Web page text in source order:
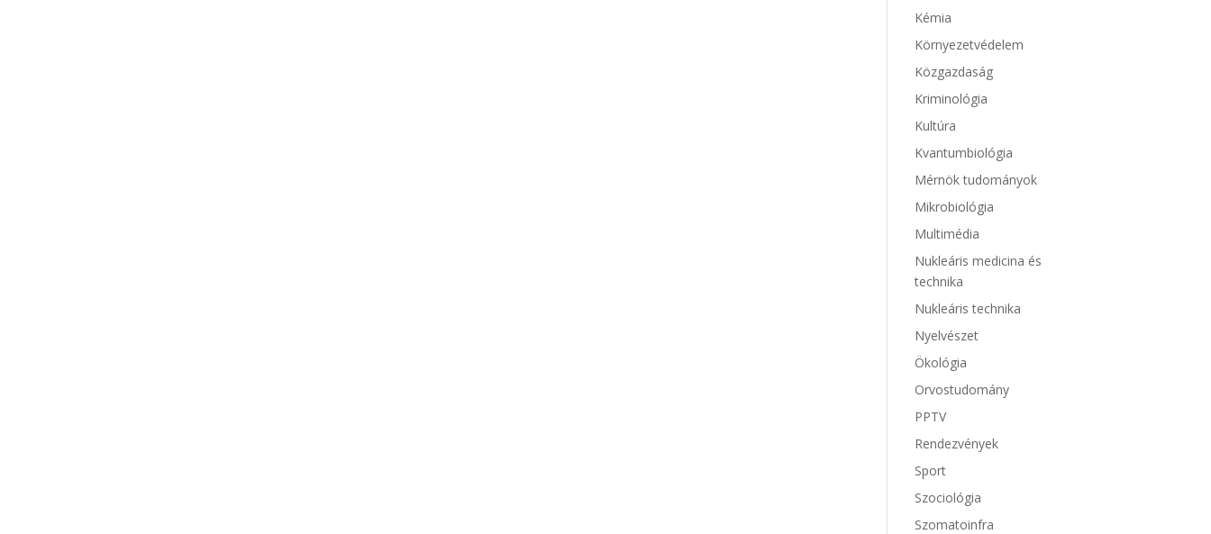
Kémia
Környezetvédelem
Közgazdaság
Kriminológia
Kultúra
Kvantumbiológia
Mérnök tudományok
Mikrobiológia
Multimédia
Nukleáris medicina és
technika
Nukleáris technika
Nyelvészet
Ökológia
Orvostudomány
PPTV
Rendezvények
Sport
Szociológia
Szomatoinfra